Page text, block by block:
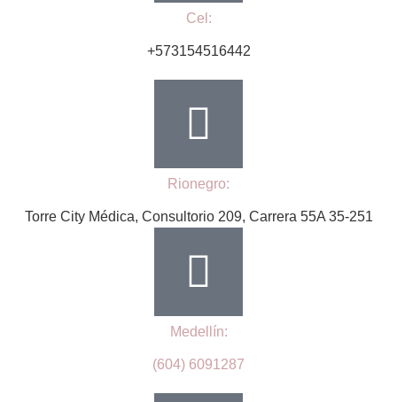
Cel:
+573154516442
Rionegro:
Torre City Médica, Consultorio 209, Carrera 55A 35-251
Medellín:
(604) 6091287